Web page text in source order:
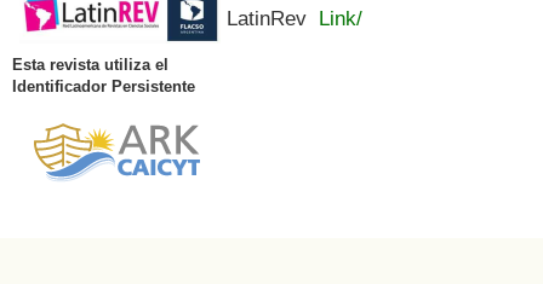
LatinRev Link/
Esta revista utiliza el
Identificador Persistente